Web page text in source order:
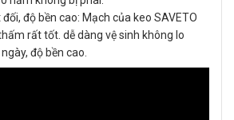
độ bền cao: Mạch của keo SAVETO
rất tốt. dễ dàng vệ sinh không lo
độ bền cao.